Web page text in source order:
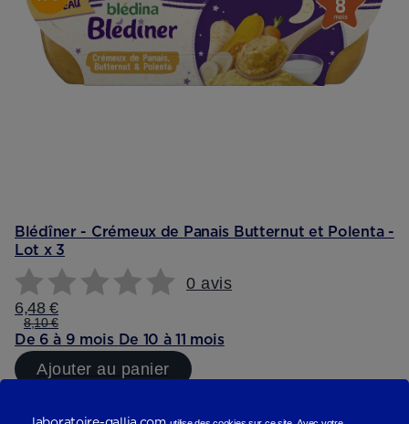
Blédîner - Crémeux de Panais Butternut et Polenta -
Lot x 3
0 avis
6,48 €
8,10 €
De 6 à 9 mois De 10 à 11 mois
Ajouter au panier